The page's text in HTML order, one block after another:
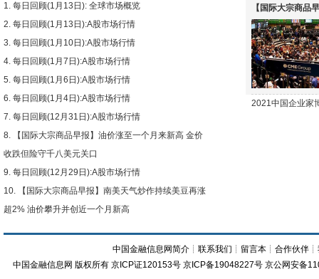
每日回顾(1月13日): 全球市场概览
每日回顾(1月13日):A股市场行情
每日回顾(1月10日):A股市场行情
每日回顾(1月7日):A股市场行情
每日回顾(1月6日):A股市场行情
每日回顾(1月4日):A股市场行情
每日回顾(12月31日):A股市场行情
【国际大宗商品早报】油价涨至一个月来新高 金价
收跌但险守千八美元关口
每日回顾(12月29日):A股市场行情
【国际大宗商品早报】南美天气炒作持续美豆再涨
超2% 油价攀升并创近一个月新高
【国际大宗商品
下跌
2021中国企业家
中国金融信息网简介 ┊联系我们 ┊ 留言本 ┊合作伙伴 ┊
中国金融信息网 版权所有 京ICP证120153号 京ICP备19048227号 京公网安备